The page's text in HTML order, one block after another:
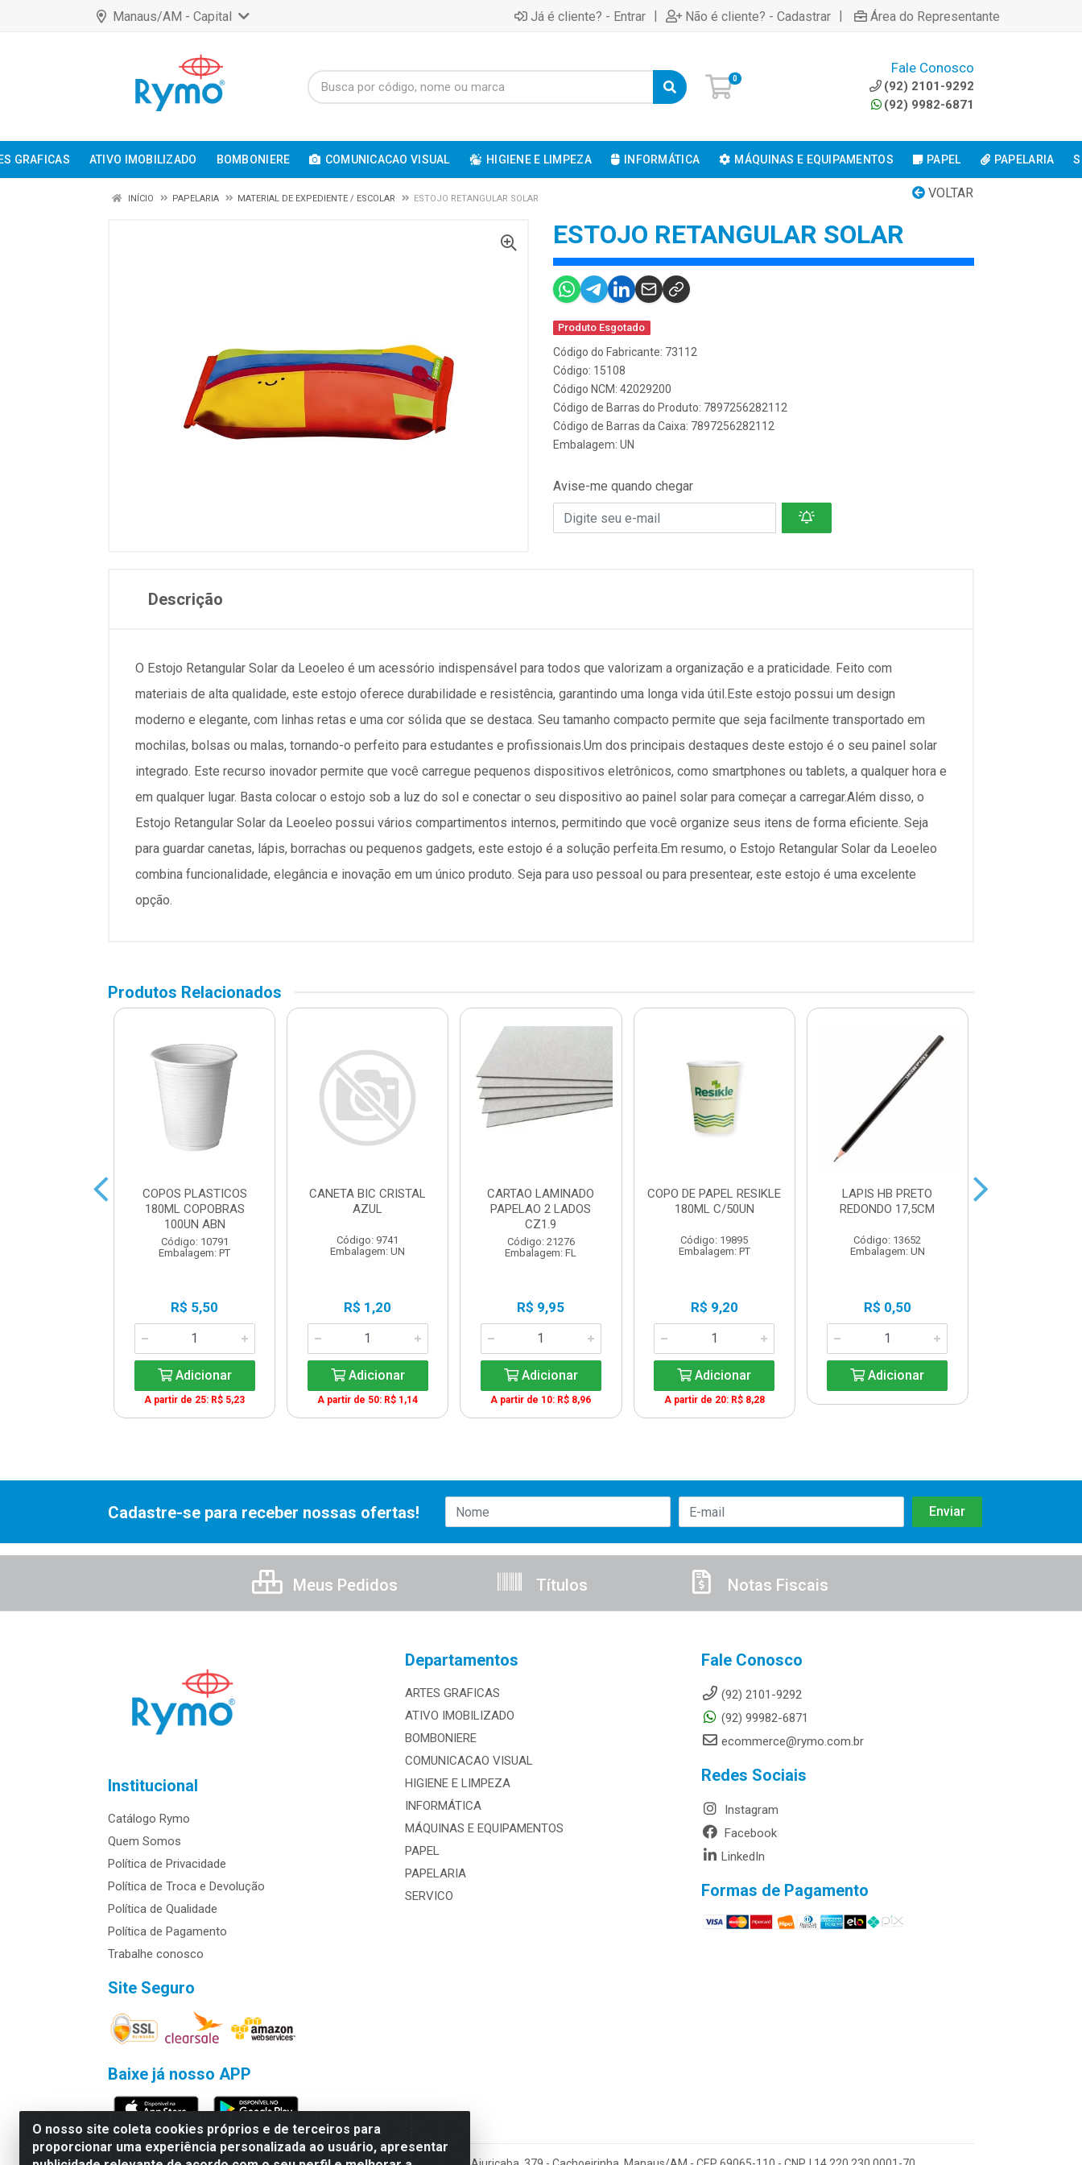
Manaus/AM - Capital Já é cliente? - Entrar | Não é cliente? - Cadastrar | Área do Representante
0
Fale Conosco
(92) 2101-9292
(92) 9982-6871
GRAFICAS ATIVO IMOBILIZADO BOMBONIERE COMUNICACAO VISUAL HIGIENE E LIMPEZA INFORMÁTICA MÁQUINAS E EQUIPAMENTOS PAPEL PAPELARIA
VOLTAR
INÍCIO PAPELARIA MATERIAL DE EXPEDIENTE / ESCOLAR ESTOJO RETANGULAR SOLAR
ESTOJO RETANGULAR SOLAR
Produto Esgotado
Código do Fabricante: 73112
Código: 15108
Código NCM: 42029200
Código de Barras do Produto: 7897256282112
Código de Barras da Caixa: 7897256282112
Embalagem: UN
Avise-me quando chegar
Descrição
O Estojo Retangular Solar da Leoeleo é um acessório indispensável para todos que valorizam a organização e a praticidade. Feito com
materiais de alta qualidade, este estojo oferece durabilidade e resistência, garantindo uma longa vida útil.Este estojo possui um design
moderno e elegante, com linhas retas e uma cor sólida que se destaca. Seu tamanho compacto permite que seja facilmente transportado em
mochilas, bolsas ou malas, tornando-o perfeito para estudantes e profissionais.Um dos principais destaques deste estojo é o seu painel solar
integrado. Este recurso inovador permite que você carregue pequenos dispositivos eletrônicos, como smartphones ou tablets, a qualquer hora e
em qualquer lugar. Basta colocar o estojo sob a luz do sol e conectar o seu dispositivo ao painel solar para começar a carregar.Além disso, o
Estojo Retangular Solar da Leoeleo possui vários compartimentos internos, permitindo que você organize seus itens de forma eficiente. Seja
para guardar canetas, lápis, borrachas ou pequenos gadgets, este estojo é a solução perfeita.Em resumo, o Estojo Retangular Solar da Leoeleo
combina funcionalidade, elegância e inovação em um único produto. Seja para uso pessoal ou para presentear, este estojo é uma excelente
opção.
Produtos Relacionados
COPOS PLASTICOS
180ML COPOBRAS
100UN ABN
Código: 10791
Embalagem: PT
R$ 5,50
Adicionar
A partir de 25: R$ 5,23
CANETA BIC CRISTAL
AZUL
Código: 9741
Embalagem: UN
R$ 1,20
Adicionar
A partir de 50: R$ 1,14
CARTAO LAMINADO
PAPELAO 2 LADOS
CZ1.9
Código: 21276
Embalagem: FL
R$ 9,95
Adicionar
A partir de 10: R$ 8,96
COPO DE PAPEL RESIKLE
180ML C/50UN
Código: 19895
Embalagem: PT
R$ 9,20
Adicionar
A partir de 20: R$ 8,28
LAPIS HB PRETO
REDONDO 17,5CM
Código: 13652
Embalagem: UN
R$ 0,50
Adicionar
O nosso site coleta cookies próprios e de terceiros para
proporcionar uma experiência personalizada ao usuário, apresentar
Cadastre-se para receber nossas ofertas!
Meus Pedidos Títulos Notas Fiscais
Institucional
Catálogo Rymo
Quem Somos
Política de Privacidade
Política de Troca e Devolução
Política de Qualidade
Política de Pagamento
Trabalhe conosco
Site Seguro
Baixe já nosso APP
Departamentos
ARTES GRAFICAS
ATIVO IMOBILIZADO
BOMBONIERE
COMUNICACAO VISUAL
HIGIENE E LIMPEZA
INFORMÁTICA
MÁQUINAS E EQUIPAMENTOS
PAPEL
PAPELARIA
SERVICO
Fale Conosco
(92) 2101-9292
(92) 99982-6871
ecommerce@rymo.com.br
Redes Sociais
Instagram
Facebook
LinkedIn
Formas de Pagamento